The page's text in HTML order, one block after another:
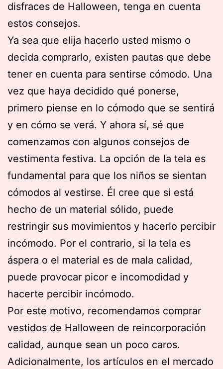
disfraces de Halloween, tenga en cuenta
estos consejos.
Ya sea que elija hacerlo usted mismo o
decida comprarlo, existen pautas que debe
tener en cuenta para sentirse cómodo. Una
vez que haya decidido qué ponerse,
primero piense en lo cómodo que se sentirá
y en cómo se verá. Y ahora sí, sé que
comenzamos con algunos consejos de
vestimenta festiva. La opción de la tela es
fundamental para que los niños se sientan
cómodos al vestirse. Él cree que si está
hecho de un material sólido, puede
restringir sus movimientos y hacerlo percibir
incómodo. Por el contrario, si la tela es
áspera o el material es de mala calidad,
puede provocar picor e incomodidad y
hacerte percibir incómodo.
Por este motivo, recomendamos comprar
vestidos de Halloween de reincorporación
calidad, aunque sean un poco caros.
Adicionalmente, los artículos en el mercado